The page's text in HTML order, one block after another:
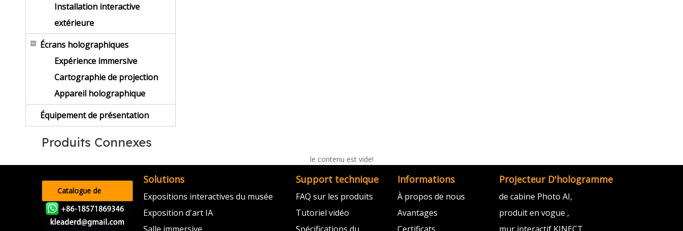
Installation interactive
extérieure
Écrans holographiques
Expérience immersive
Cartographie de projection
Appareil holographique
Équipement de présentation
Produits Connexes
le contenu est vide!
Catalogue de
produits
Solutions
Expositions interactives du musée
Exposition d'art IA
Support technique
FAQ sur les produits
Tutoriel vidéo
Informations
À propos de nous
Avantages
Projecteur D'hologramme
de cabine Photo AI,
produit en vogue ,